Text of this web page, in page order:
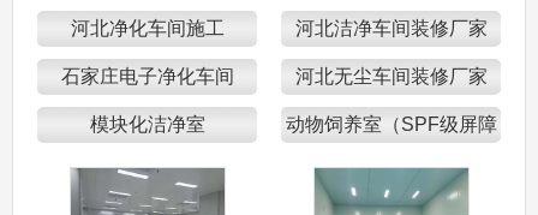
河北净化车间施工 河北洁净车间装修厂家
石家庄电子净化车间 河北无尘车间装修厂家
模块化洁净室
动物饲养室（SPF级屏障